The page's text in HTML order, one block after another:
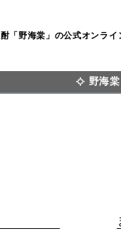
「野海棠」の公式オンライ
野海棠